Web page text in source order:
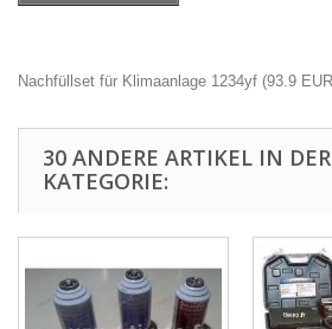
Nachfüllset für Klimaanlage 1234yf (93.9 EUR
30 ANDERE ARTIKEL IN
KATEGORIE: